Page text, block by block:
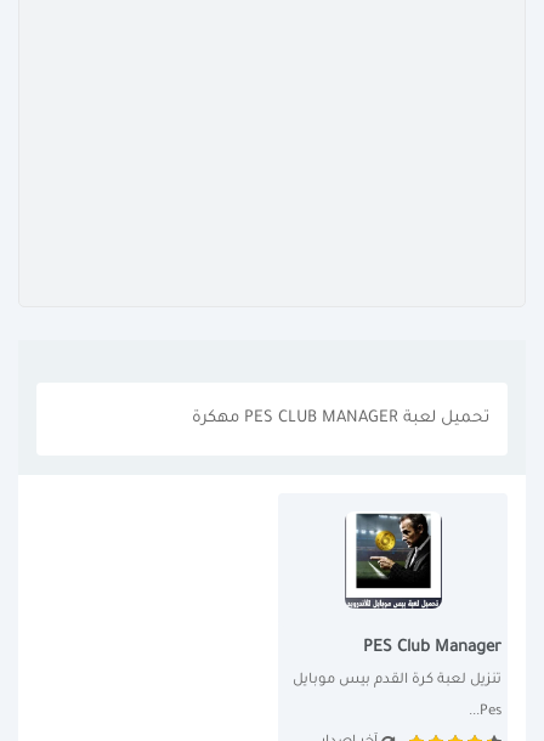
تحميل لعبة PES CLUB MANAGER مهكرة
PES Club Manager
Pes...